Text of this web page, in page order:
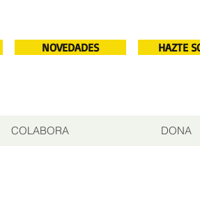
NOVEDADES HAZTE
COLABORA DONA